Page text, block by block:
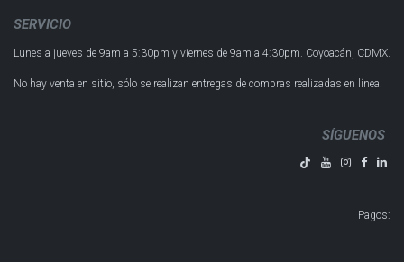
SERVICIO
Lunes a jueves de 9am a 5:30pm y viernes de 9am a 4:30pm. Coyoacán, CDMX.
No hay venta en sitio, sólo se realizan entregas de compras realizadas en línea.
SÍGUENOS
Pagos: